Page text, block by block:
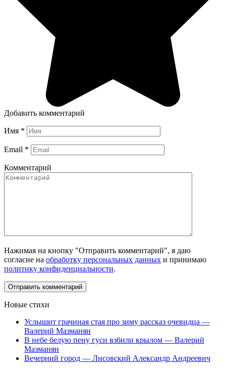
Добавить комментарий
Имя *
Email *
Комментарий
Нажимая на кнопку "Отправить комментарий", я даю
согласие на обработку персональных данных и принимаю
политику конфиденциальности.
Новые стихи
Услышит грачиная стая про зиму рассказ очевидца —
Валерий Мазманян
В небе белую пену гуси взбили крылом — Валерий
Мазманян
Вечерний город — Лисовский Александр Андреевич